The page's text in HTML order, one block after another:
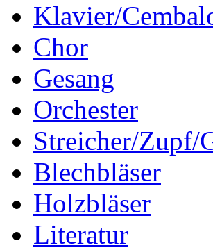
Klavier/
Chor
Gesang
Orchester
Streicher/Zupf/
Blechbläser
Holzbläser
Literatur